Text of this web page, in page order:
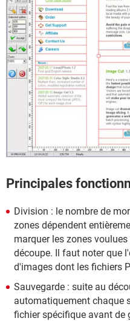
Principales
Division : le nombre de
zones dépendent
marquer les zones voulues
découpe. Il faut noter que
d'images dont les fichiers
Sauvegarde : suite au
automatiquement chaque
fichier spécifique avant de